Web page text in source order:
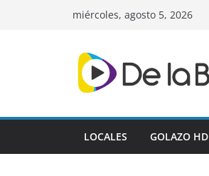
miércoles, agosto 5, 2026
LOCALES GOLAZO HD